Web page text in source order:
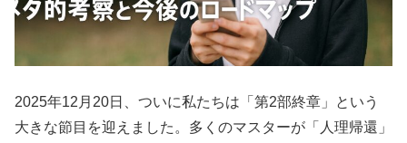
2025年12月20日、ついに私たちは「第2部終章」という
大きな節目を迎えました。多くのマスターが「人理帰還」